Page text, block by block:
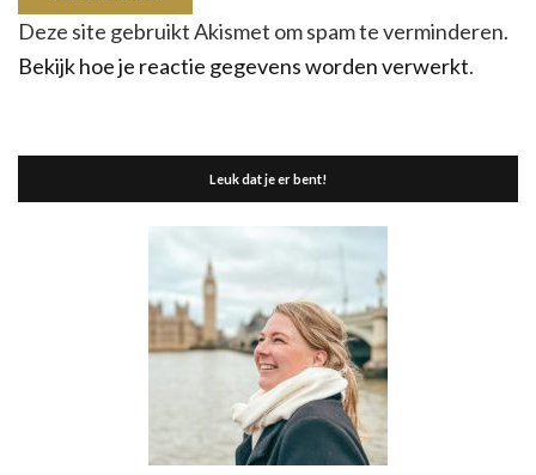
Deze site gebruikt Akismet om spam te verminderen.
Bekijk hoe je reactie gegevens worden verwerkt.
Leuk dat je er bent!